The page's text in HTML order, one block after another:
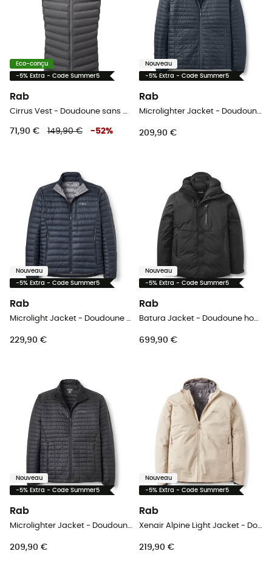
Eco-conçu
-5% Extra - Code Summer5
Rab
Cirrus Vest - Doudoune sans manches homme
71,90 € 149,90 € -52%
Nouveau
-5% Extra - Code Summer5
Rab
Microlighter Jacket - Doudoune homme
209,90 €
Nouveau
-5% Extra - Code Summer5
Rab
Microlight Jacket - Doudoune homme
229,90 €
Nouveau
-5% Extra - Code Summer5
Rab
Batura Jacket - Doudoune homme
699,90 €
Nouveau
-5% Extra - Code Summer5
Rab
Microlighter Jacket - Doudoune homme
209,90 €
Nouveau
-5% Extra - Code Summer5
Rab
Xenair Alpine Light Jacket - Doudoune homme
219,90 €